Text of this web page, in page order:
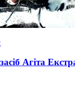
Агіта